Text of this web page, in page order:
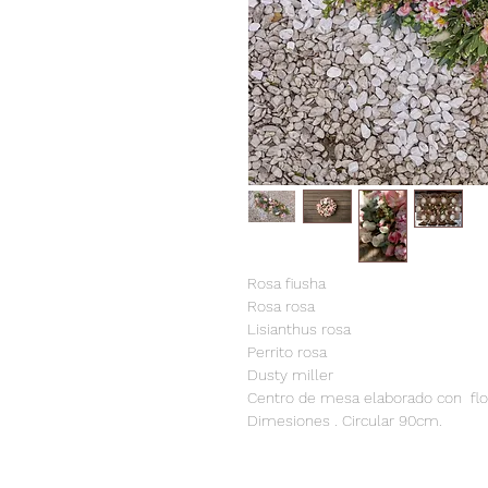
Rosa fiusha
Rosa rosa
Lisianthus rosa
Perrito rosa
Dusty miller
Centro de mesa elaborado con
Dimesiones . Circular 90cm.